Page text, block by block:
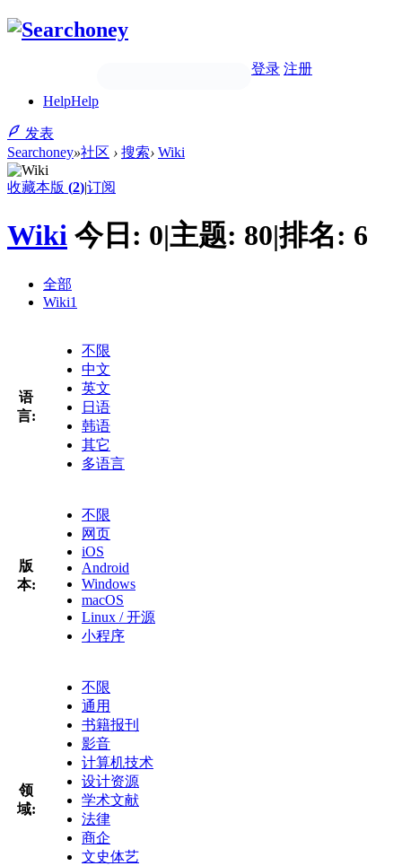
登录 注册
HelpHelp
发表
Searchoney»社区 › 搜索› Wiki
收藏本版 (2)|订阅
Wiki 今日: 0|主题: 80|排名: 6
全部
Wiki1
语
言:
不限
中文
英文
日语
韩语
其它
多语言
版
本:
不限
网页
iOS
Android
Windows
macOS
Linux / 开源
小程序
领
域:
不限
通用
书籍报刊
影音
计算机技术
设计资源
学术文献
法律
商企
文史体艺